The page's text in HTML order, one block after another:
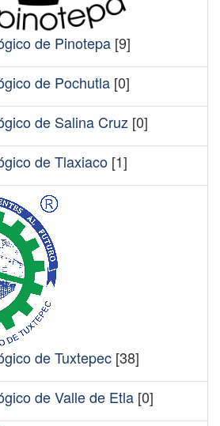
de Pinotepa [9]
de Pochutla [0]
de Salina Cruz [0]
de Tlaxiaco [1]
de Tuxtepec [38]
de Valle de Etla [0]